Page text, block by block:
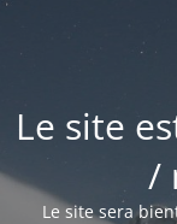
Le site
/
Le site sera